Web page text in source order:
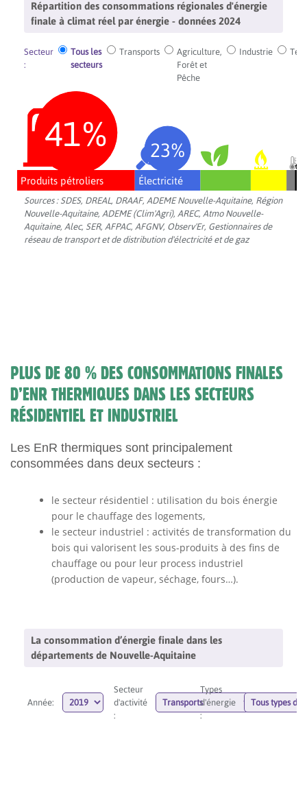
PLUS DE 80 % DES CONSOMMATIONS FINALES
D’ENR THERMIQUES DANS LES SECTEURS
RÉSIDENTIEL ET INDUSTRIEL
Les EnR thermiques sont principalement
consommées dans deux secteurs :
le secteur résidentiel : utilisation du bois énergie
pour le chauffage des logements,
le secteur industriel : activités de transformation du
bois qui valorisent les sous-produits à des fins de
chauffage ou pour leur process industriel
(production de vapeur, séchage, fours…).